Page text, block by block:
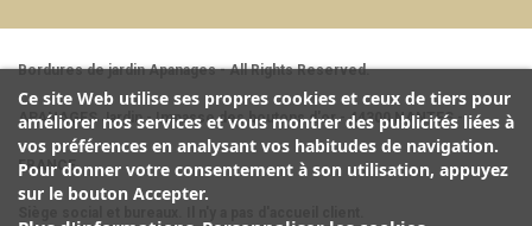
Bordures de jardin Apanages - All Rights Reserved.
APANAGES Jardin - Impasse des boutons d'or - 44300 NANTES -
FRANCE
Ce site Web utilise ses propres cookies et ceux de tiers pour
améliorer nos services et vous montrer des publicités liées à
vos préférences en analysant vos habitudes de navigation.
Pour donner votre consentement à son utilisation, appuyez
sur le bouton Accepter.